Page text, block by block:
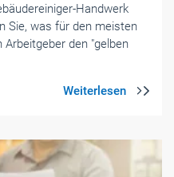
Handwerk
Sie, was für den meisten
den "gelben